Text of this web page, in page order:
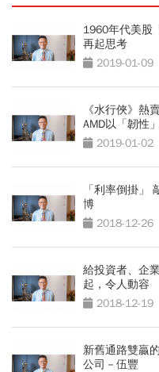
1960年代美
再起思考
2019-01-09
《水行俠》
AMD以「韌性
2019-01-02
「利率倒掛
博
2018-12-26
給投資者、企
起，令人動容
2018-12-19
新舊通路雙贏
公司－伍豐